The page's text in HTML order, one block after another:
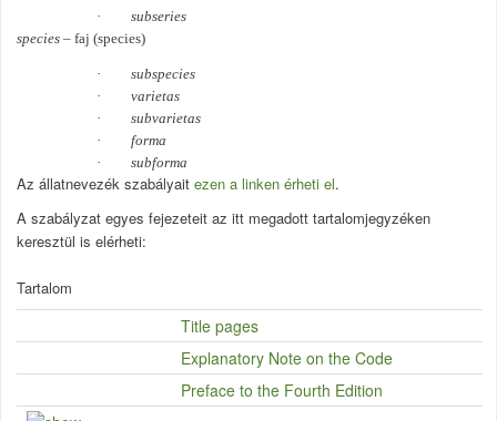
·
subseries
species – faj (species)
·
subspecies
·
varietas
·
subvarietas
·
forma
·
subforma
Az állatnevezék szabályait ezen a linken érheti el.
A szabályzat egyes fejezeteit az itt megadott tartalomjegyzéken
keresztül is elérheti:
Tartalom
Title pages
Explanatory Note on the Code
Preface to the Fourth Edition